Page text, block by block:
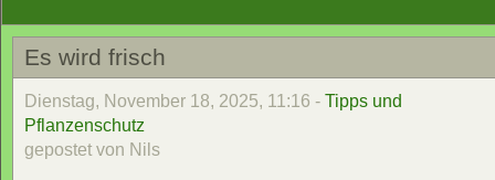
Es wird frisch
Dienstag, November 18, 2025, 11:16 - Tipps und
Pflanzenschutz
gepostet von Nils